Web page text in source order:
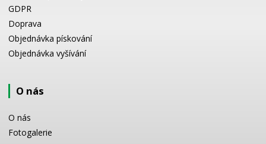
GDPR
Doprava
Objednávka pískování
Objednávka vyšívání
O nás
O nás
Fotogalerie